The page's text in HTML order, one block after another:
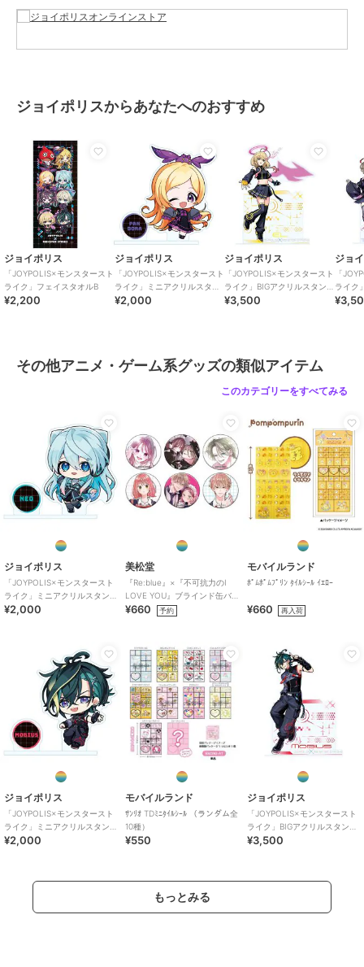
ジョイポリスからあなたへのおすすめ
ジョイポリス
「JOYPOLIS×モンスタースト
ライク」フェイスタオルB
¥2,200
ジョイポリス
「JOYPOLIS×モンスタースト
ライク」ミニアクリルスタン
ド パンドラ
¥2,000
ジョイポリス
「JOYPOLIS×モンスタースト
ライク」BIGアクリルスタン
ド エル
¥3,500
ジョ
「
ライク
ド 三途
その他アニメ・ゲーム系グッズの類似アイテム
このカテゴリーをすべてみる
ジョイポリス
「JOYPOLIS×モンスタースト
ライク」ミニアクリルスタン
ド ネオ
¥2,000
美松堂
『Re:blue』×『不可抗力のI
LOVE YOU』ブラインド缶バ
ッジ（全6種）
¥660 予約
モバイルランド
ﾎﾟﾑﾎﾟﾑﾌﾟﾘﾝ ﾀｲﾙｼｰﾙ ｲｴﾛｰ
¥660 再入荷
ジョイポリス
「JOYPOLIS×モンスタースト
ライク」ミニアクリルスタン
ド メビウス
¥2,000
モバイルランド
ｻﾝﾘｵ TDﾐﾆﾀｲﾙｼｰﾙ （ランダム全
10種）
¥550
ジョイポリス
「JOYPOLIS×モンスタースト
ライク」BIGアクリルスタンド
メビウス
¥3,500
もっとみる